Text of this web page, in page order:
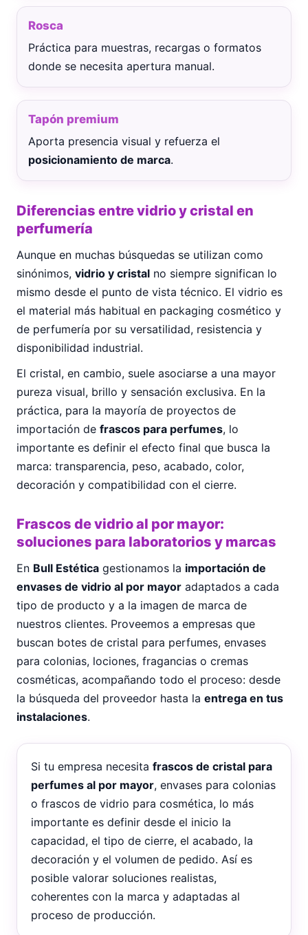
Rosca
Práctica para muestras, recargas o formatos
donde se necesita apertura manual.
Tapón premium
Aporta presencia visual y refuerza el
posicionamiento de marca.
Diferencias entre vidrio y cristal en
perfumería
Aunque en muchas búsquedas se utilizan como
sinónimos, vidrio y cristal no siempre significan lo
mismo desde el punto de vista técnico. El vidrio es
el material más habitual en packaging cosmético y
de perfumería por su versatilidad, resistencia y
disponibilidad industrial.
El cristal, en cambio, suele asociarse a una mayor
pureza visual, brillo y sensación exclusiva. En la
práctica, para la mayoría de proyectos de
importación de frascos para perfumes, lo
importante es definir el efecto final que busca la
marca: transparencia, peso, acabado, color,
decoración y compatibilidad con el cierre.
Frascos de vidrio al por mayor:
soluciones para laboratorios y marcas
En Bull Estética gestionamos la importación de
envases de vidrio al por mayor adaptados a cada
tipo de producto y a la imagen de marca de
nuestros clientes. Proveemos a empresas que
buscan botes de cristal para perfumes, envases
para colonias, lociones, fragancias o cremas
cosméticas, acompañando todo el proceso: desde
la búsqueda del proveedor hasta la entrega en tus
instalaciones.
Si tu empresa necesita frascos de cristal para
perfumes al por mayor, envases para colonias
o frascos de vidrio para cosmética, lo más
importante es definir desde el inicio la
capacidad, el tipo de cierre, el acabado, la
decoración y el volumen de pedido. Así es
posible valorar soluciones realistas,
coherentes con la marca y adaptadas al
proceso de producción.